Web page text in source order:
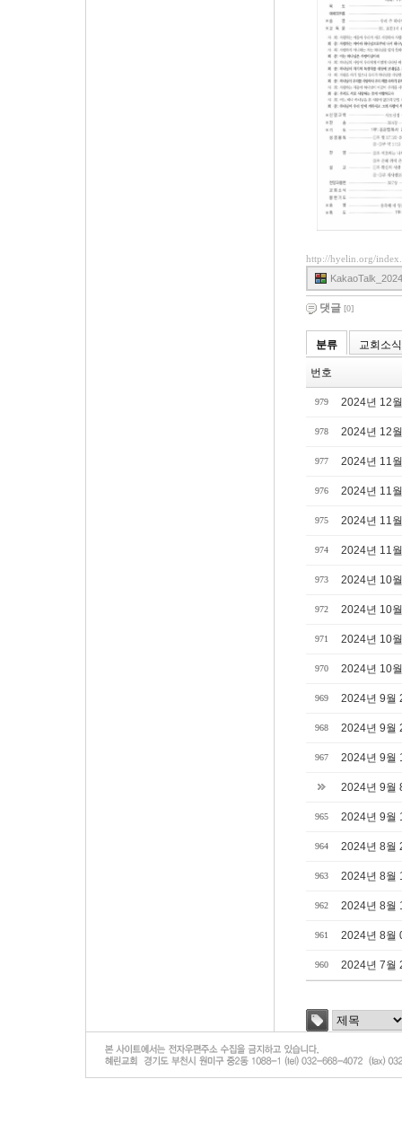
http://hyelin.org/
댓글 [0]
분류 교회소식
번호
979 2024년 12
978 2024년 12
977 2024년 11
976 2024년 11
975 2024년 11
974 2024년 11
973 2024년 10
972 2024년 10
971 2024년 10
970 2024년 10
969 2024년 9월
968 2024년 9월
967 2024년 9월
2024년 9월
965 2024년 9월
964 2024년 8월
963 2024년 8월
962 2024년 8월
961 2024년 8월
960 2024년 7월